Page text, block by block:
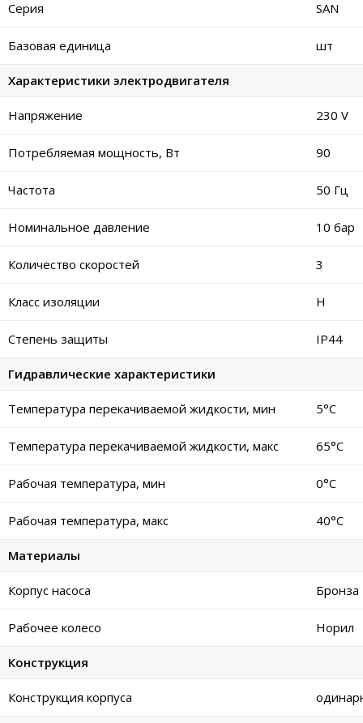
Серия SAN
Базовая единица шт
Характеристики электродвигателя
Напряжение 230 V
Потребляемая мощность, Вт 90
Частота 50 Гц
Номинальное давление 10 бар
Количество скоростей 3
Класс изоляции H
Степень защиты IP44
Гидравлические характеристики
Температура перекачиваемой жидкости, мин 5°C
Температура перекачиваемой жидкости, макс 65°C
Рабочая температура, мин 0°C
Рабочая температура, макс 40°C
Материалы
Корпус насоса Бронза
Рабочее колесо Норил
Конструкция
Конструкция корпуса